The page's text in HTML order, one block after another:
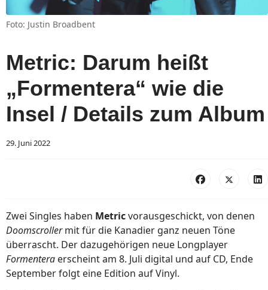
Foto: Justin Broadbent
Metric: Darum heißt
„Formentera“ wie die
Insel / Details zum Album
29. Juni 2022
Zwei Singles haben Metricvorausgeschickt, von denen
Doomscrollermit für die Kanadier ganz neuen Töne
überrascht. Der dazugehörigen neue Longplayer
Formentera erscheint am 8. Juli digital und auf CD, Ende
September folgt eine Edition auf Vinyl.